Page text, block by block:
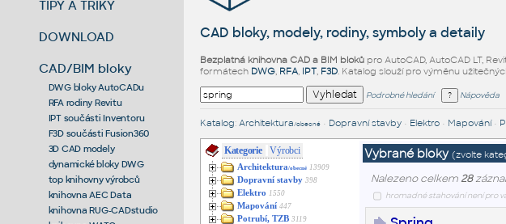
TIPY A TRIKY
DOWNLOAD
CAD/BIM bloky
DWG bloky AutoCADu
RFA rodiny Revitu
IPT součásti Inventoru
F3D součásti Fusion360
3D CAD modely
dynamické bloky DWG
top knihovny výrobců
knihovna AEC Data
knihovna RUG-CADstudio
CAD bloky, modely, rodiny, symboly a detaily
Bezplatná knihovna CAD a BIM blokůpro AutoCAD, AutoCAD LT,
formátech DWG, RFA, IPT, F3D. Katalog slouží pro výměnu
Podrobné hledání Nápověda
Katalog: Architektura /obecné• Dopravní stavby• Elektro• Mapování•
Kategorie Výrobci
Architektura/obecné 13909
Dopravní stavby 398
Elektro 1550
Mapování 447
Potrubí, TZB 3119
Vybrané bloky (zvolte
Nalezeno celkem 28
hromadné stahování není pro